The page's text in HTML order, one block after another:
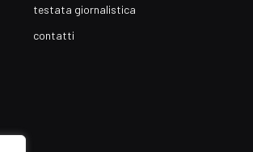
testata giornalistica
contatti